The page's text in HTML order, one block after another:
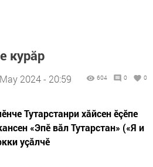
курăр
2024 - 20:59 604 0 0
Тутарстанри хăйсен ӗçӗпе
«Эпӗ вăл Тутарстан» («Я и
уçăлчӗ